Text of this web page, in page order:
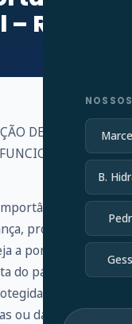
B.
RJ
DE PORTAS
de
proteção e
a porta da
do pátio, cada
Se as suas
ou danificadas,